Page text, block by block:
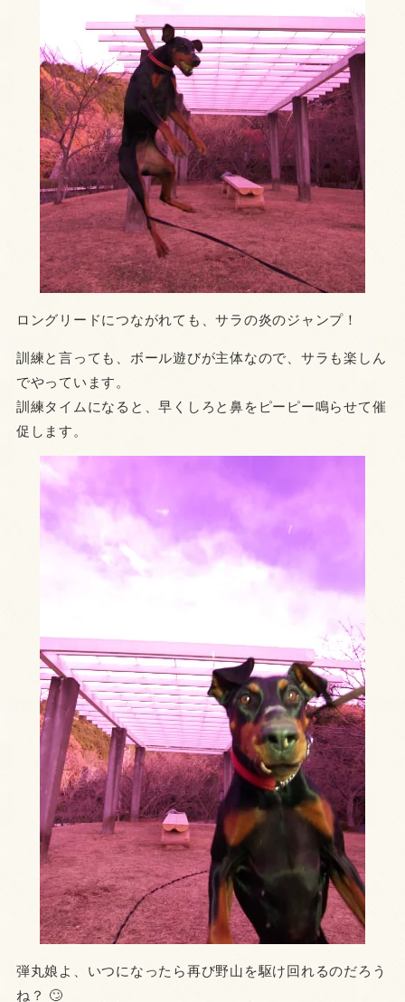
ロングリードにつながれても、サラの炎のジャンプ！
訓練と言っても、ボール遊びが主体なので、サラも楽しん
でやっています。
訓練タイムになると、早くしろと鼻をピーピー鳴らせて催
促します。
弾丸娘よ、いつになったら再び野山を駆け回れるのだろう
ね？ 🙄